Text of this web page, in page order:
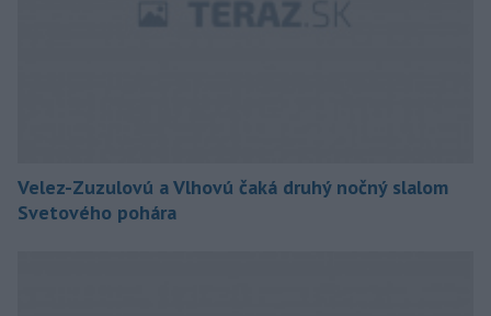
Velez-Zuzulovú a Vlhovú čaká druhý nočný slalom
Svetového pohára